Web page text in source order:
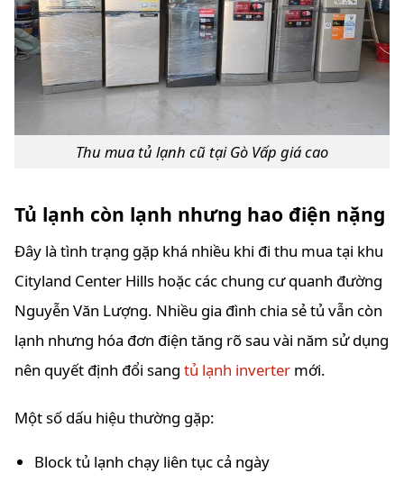
Thu mua tủ lạnh cũ tại Gò Vấp giá cao
Tủ lạnh còn lạnh nhưng hao điện nặng
Đây là tình trạng gặp khá nhiều khi đi thu mua tại khu
Cityland Center Hills hoặc các chung cư quanh đường
Nguyễn Văn Lượng. Nhiều gia đình chia sẻ tủ vẫn còn
lạnh nhưng hóa đơn điện tăng rõ sau vài năm sử dụng
nên quyết định đổi sang tủ lạnh inverter mới.
Một số dấu hiệu thường gặp:
Block tủ lạnh chạy liên tục cả ngày